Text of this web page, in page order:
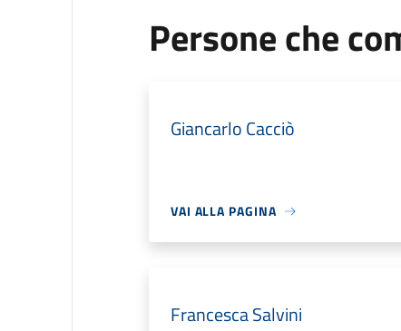
Persone che
Giancarlo Cacciò
VAI ALLA PAGINA
Francesca Salvini